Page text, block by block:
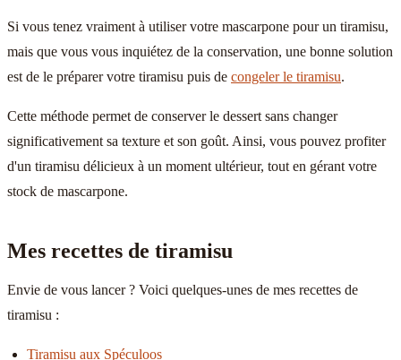
Si vous tenez vraiment à utiliser votre mascarpone pour un tiramisu,
mais que vous vous inquiétez de la conservation, une bonne solution
est de le préparer votre tiramisu puis de congeler le tiramisu.
Cette méthode permet de conserver le dessert sans changer
significativement sa texture et son goût. Ainsi, vous pouvez profiter
d'un tiramisu délicieux à un moment ultérieur, tout en gérant votre
stock de mascarpone.
Mes recettes de tiramisu
Envie de vous lancer ? Voici quelques-unes de mes recettes de
tiramisu :
Tiramisu aux Spéculoos